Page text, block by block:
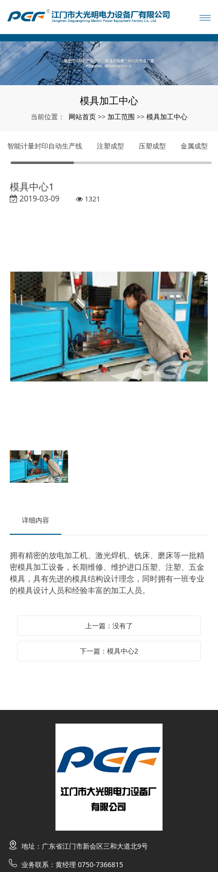
模具加工中心
当前位置： 网站首页 >> 加工范围 >> 模具加工中心
智能计量封印自动生产线 注塑成型 压塑成型 金属成型
模具中心1
2019-03-09 1321
详细内容
拥有精密的放电加工机、激光焊机、铣床、磨床等一批精
密模具加工设备，长期维修、维护进口压塑、注塑、五金
模具，具有先进的模具结构设计理念，同时拥有一班专业
的模具设计人员和经验丰富的加工人员。
上一篇：没有了
下一篇：模具中心2
地址：广东省江门市新会区三和大道北9号
业务联系：黄经理 0750-7366815